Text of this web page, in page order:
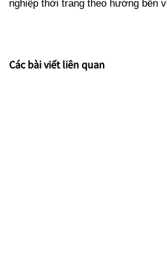
nghiệp thời trang theo hướng bền
Các bài viết liên quan